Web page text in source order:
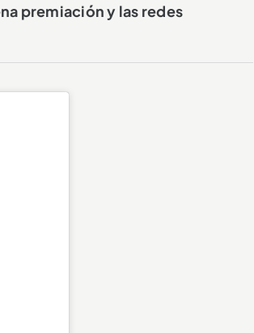
premiación y las redes